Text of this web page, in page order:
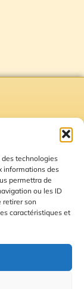
technologies
informations des
permettra de
ou les ID
retirer son
caractéristiques et
du site